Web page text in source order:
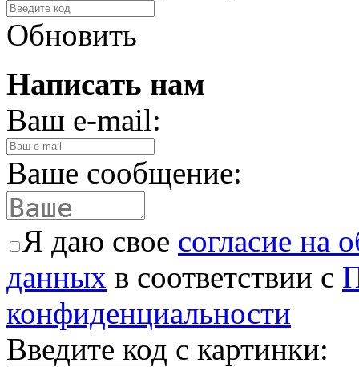
Обновить
Написать нам
Ваш e-mail:
Ваше сообщение:
Я даю свое согласие на
данных в соответствии с
конфиденциальности
Введите код с картинки: